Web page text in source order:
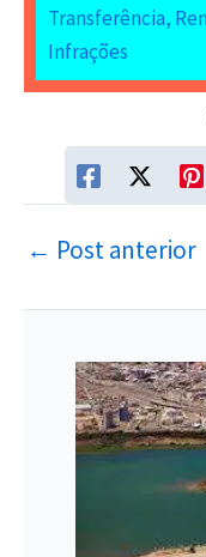
Transferência,
Infrações
← Post anterior